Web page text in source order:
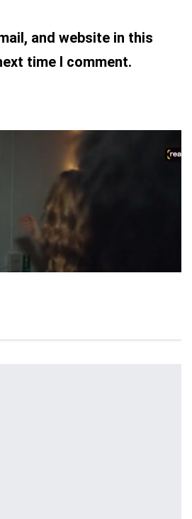
and website in this
time I comment.